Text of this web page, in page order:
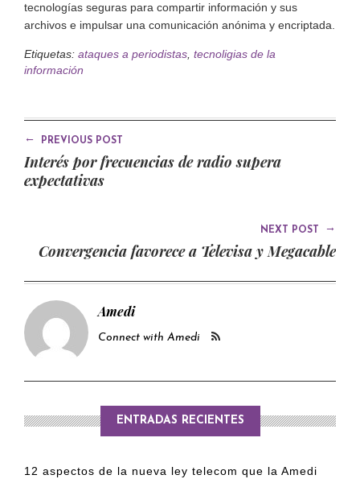
tecnologías seguras para compartir información y sus
archivos e impulsar una comunicación anónima y encriptada.
Etiquetas: ataques a periodistas, tecnoligias de la
información
← PREVIOUS POST
Interés por frecuencias de radio supera
expectativas
NEXT POST →
Convergencia favorece a Televisa y Megacable
Amedi
Connect with Amedi
ENTRADAS RECIENTES
12 aspectos de la nueva ley telecom que la Amedi